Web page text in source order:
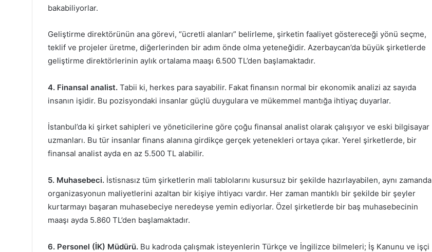
bakabiliyorlar.
Geliştirme direktörünün ana görevi, “ücretli alanları” belirleme, şirketin faaliyet göstereceği yönü seçme,
teklif ve projeler üretme, diğerlerinden bir adım önde olma yeteneğidir. Azerbaycan’da büyük şirketlerde
geliştirme direktörlerinin aylık ortalama maaşı 6.500 TL’den başlamaktadır.
4. Finansal analist. Tabii ki, herkes para sayabilir. Fakat finansın normal bir ekonomik analizi az sayıda
insanın işidir. Bu pozisyondaki insanlar güçlü duygulara ve mükemmel mantığa ihtiyaç duyarlar.
İstanbul’da ki şirket sahipleri ve yöneticilerine göre çoğu finansal analist olarak çalışıyor ve eski bilgisayar
uzmanları. Bu tür insanlar finans alanına girdikçe gerçek yetenekleri ortaya çıkar. Yerel şirketlerde, bir
finansal analist ayda en az 5.500 TL alabilir.
5. Muhasebeci. İstisnasız tüm şirketlerin mali tablolarını kusursuz bir şekilde hazırlayabilen, aynı zamanda
organizasyonun maliyetlerini azaltan bir kişiye ihtiyacı vardır. Her zaman mantıklı bir şekilde bir şeyler
kurtarmayı başaran muhasebeciye neredeyse yemin ediyorlar. Özel şirketlerde bir baş muhasebecinin
maaşı ayda 5.860 TL’den başlamaktadır.
6. Personel (İK) Müdürü. Bu kadroda çalışmak isteyenlerin Türkçe ve İngilizce bilmeleri; İş Kanunu ve işçi